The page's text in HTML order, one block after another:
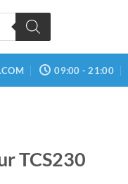
09:00 - 21:00
TCS230